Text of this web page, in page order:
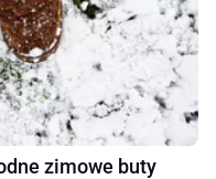
zimowe buty